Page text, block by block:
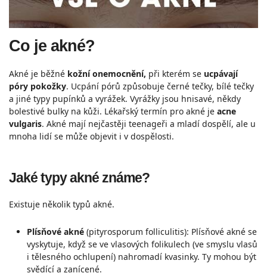
Co je akné?
Akné je běžné kožní onemocnění, při kterém se ucpávají
póry pokožky. Ucpání pórů způsobuje černé tečky, bílé tečky
a jiné typy pupínků a vyrážek. Vyrážky jsou hnisavé, někdy
bolestivé bulky na kůži. Lékařský termín pro akné je acne
vulgaris. Akné mají nejčastěji teenageři a mladí dospělí, ale u
mnoha lidí se může objevit i v dospělosti.
Jaké typy akné známe?
Existuje několik typů akné.
Plísňové akné (pityrosporum folliculitis): Plísňové akné se
vyskytuje, když se ve vlasových folikulech (ve smyslu vlasů
i tělesného ochlupení) nahromadí kvasinky. Ty mohou být
svědící a zanícené.